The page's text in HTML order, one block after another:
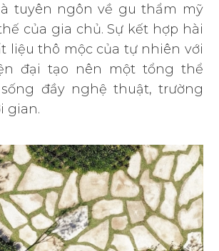
tuyên ngôn về gu thẩm mỹ
của gia chủ. Sự kết hợp hài
liệu thô mộc của tự nhiên với
đại tạo nên một tổng thể
đầy nghệ thuật, trường
gian.